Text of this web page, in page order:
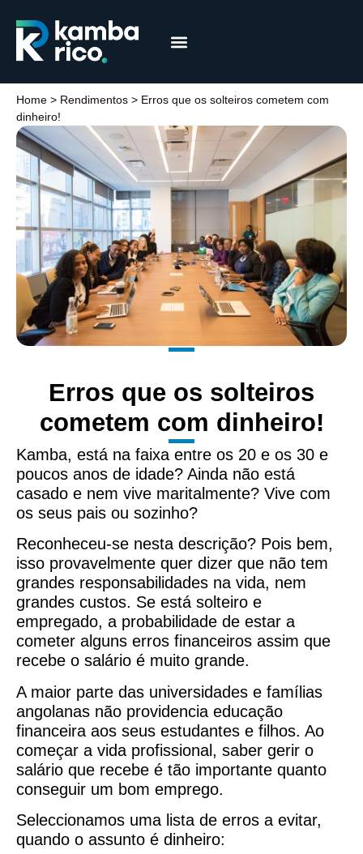
Home > Rendimentos > Erros que os solteiros cometem com
dinheiro!
Erros que os solteiros
cometem com dinheiro!
Kamba, está na faixa entre os 20 e os 30 e
poucos anos de idade? Ainda não está
casado e nem vive maritalmente? Vive com
os seus pais ou sozinho?
Reconheceu-se nesta descrição? Pois bem,
isso provavelmente quer dizer que não tem
grandes responsabilidades na vida, nem
grandes custos. Se está solteiro e
empregado, a probabilidade de estar a
cometer alguns erros financeiros assim que
recebe o salário é muito grande.
A maior parte das universidades e famílias
angolanas não providencia educação
financeira aos seus estudantes e filhos. Ao
começar a vida profissional, saber gerir o
salário que recebe é tão importante quanto
conseguir um bom emprego.
Seleccionamos uma lista de erros a evitar,
quando o assunto é dinheiro: